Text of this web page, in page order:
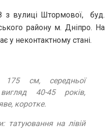
з вулиці Штормової, буд.
району м. Дніпро. На
у неконтактному стані.
175 см, середньої
40-45 років,
коротке.
татуювання на лівій